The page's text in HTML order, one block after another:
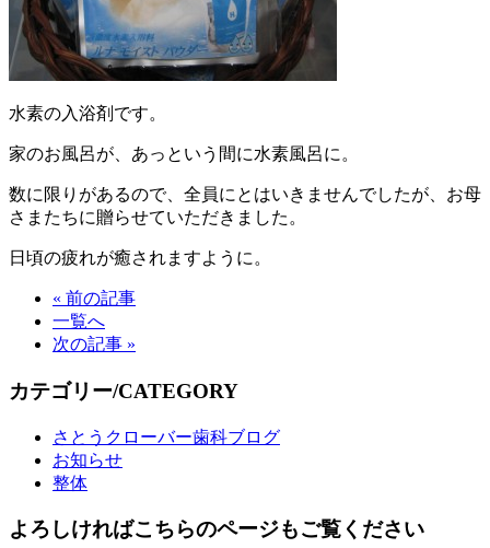
水素の入浴剤です。
家のお風呂が、あっという間に水素風呂に。
数に限りがあるので、全員にとはいきませんでしたが、お母
さまたちに贈らせていただきました。
日頃の疲れが癒されますように。
« 前の記事
一覧へ
次の記事 »
カテゴリー/CATEGORY
さとうクローバー歯科ブログ
お知らせ
整体
よろしければこちらのページもご覧ください